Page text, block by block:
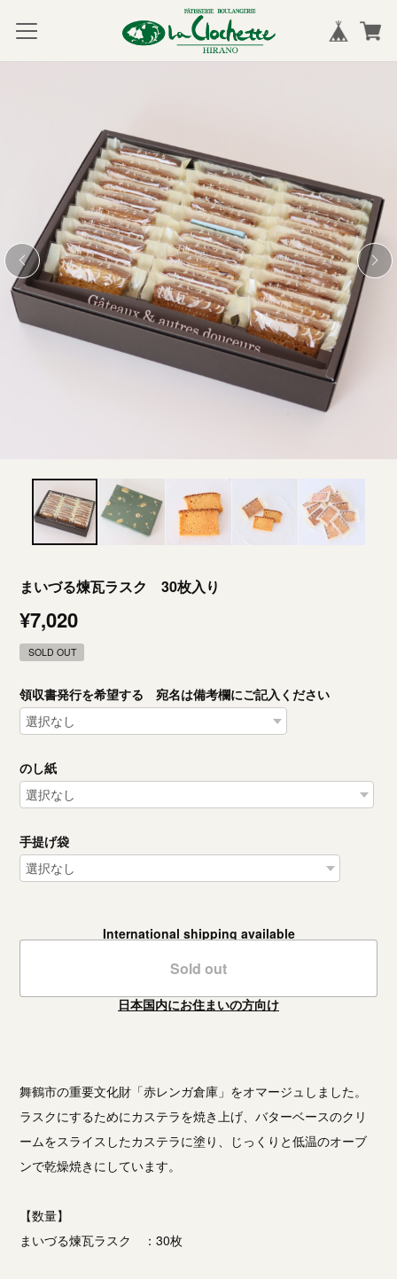
まいづる煉瓦ラスク 30枚入り
¥7,020
SOLD OUT
領収書発行を希望する 宛名は備考欄にご記入ください
のし紙
手提げ袋
International shipping available
Sold out
日本国内にお住まいの方向け
舞鶴市の重要文化財「赤レンガ倉庫」をオマージュしました。
ラスクにするためにカステラを焼き上げ、バターベースのクリ
ームをスライスしたカステラに塗り、じっくりと低温のオーブ
ンで乾燥焼きにしています。
【数量】
まいづる煉瓦ラスク ：30枚